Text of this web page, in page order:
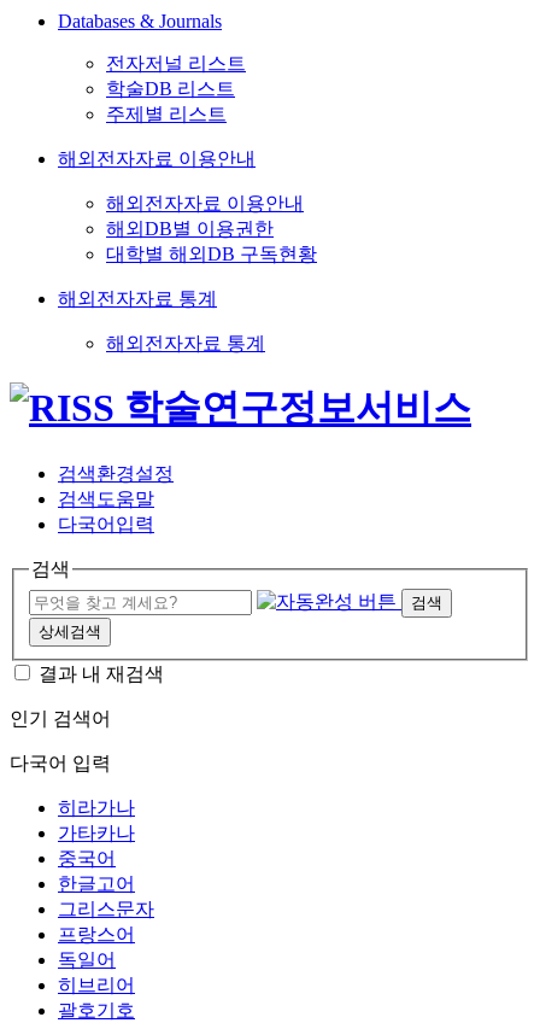
Databases & Journals
전자저널 리스트
학술DB 리스트
주제별 리스트
해외전자자료 이용안내
해외전자자료 이용안내
해외DB별 이용권한
대학별 해외DB 구독현황
해외전자자료 통계
해외전자자료 통계
검색환경설정
검색도움말
다국어입력
검색
검색
상세검색
결과 내 재검색
인기 검색어
다국어 입력
히라가나
가타카나
중국어
한글고어
그리스문자
프랑스어
독일어
히브리어
괄호기호